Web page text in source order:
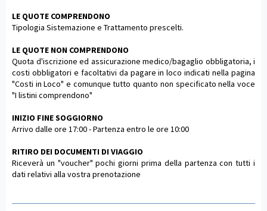
LE QUOTE COMPRENDONO
Tipologia Sistemazione e Trattamento prescelti.
LE QUOTE NON COMPRENDONO
Quota d'iscrizione ed assicurazione medico/bagaglio obbligatoria, i
costi obbligatori e facoltativi da pagare in loco indicati nella pagina
"Costi in Loco" e comunque tutto quanto non specificato nella voce
"I listini comprendono"
INIZIO FINE SOGGIORNO
Arrivo dalle ore 17:00 - Partenza entro le ore 10:00
RITIRO DEI DOCUMENTI DI VIAGGIO
Riceverà un "voucher" pochi giorni prima della partenza con tutti i
dati relativi alla vostra prenotazione